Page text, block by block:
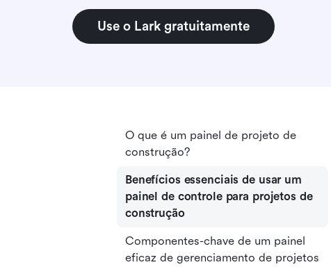
Use o Lark gratuitamente
O que é um painel de projeto de
construção?
Benefícios essenciais de usar um
painel de controle para projetos de
construção
Componentes-chave de um painel
eficaz de gerenciamento de projetos